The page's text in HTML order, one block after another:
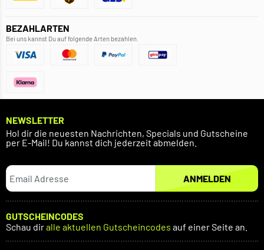
BEZAHLARTEN
Bei uns kannst Du auf folgende Arten bezahlen.
NEWSLETTER
Hol dir die neuesten Nachrichten, Specials und Gutscheine
per E-Mail! Du kannst dich jederzeit abmelden.
ANMELDEN
GUTSCHEINCODES
Schau diralle aktuellen Gutscheincodes auf einer Seite an.